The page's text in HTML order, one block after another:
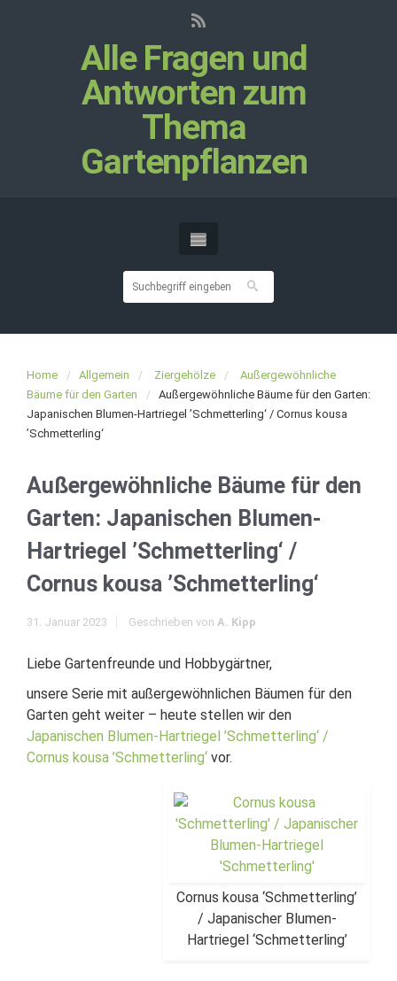
Alle Fragen und
Antworten zum
Thema
Gartenpflanzen
Home Allgemein Ziergehölze
Außergewöhnliche
Bäume für den Garten
Außergewöhnliche Bäume für den Garten:
Japanischen Blumen-Hartriegel ’Schmetterling‘ / Cornus kousa
’Schmetterling‘
Außergewöhnliche Bäume für den
Garten: Japanischen Blumen-
Hartriegel ’Schmetterling‘ /
Cornus kousa ’Schmetterling‘
31. Januar 2023 Geschrieben von A. Kipp
Liebe Gartenfreunde und Hobbygärtner,
unsere Serie mit außergewöhnlichen Bäumen für den
Garten geht weiter – heute stellen wir den
Japanischen Blumen-Hartriegel ’Schmetterling‘ /
Cornus kousa ’Schmetterling‘ vor.
Cornus kousa ‘Schmetterling’
/ Japanischer Blumen-
Hartriegel ‘Schmetterling’